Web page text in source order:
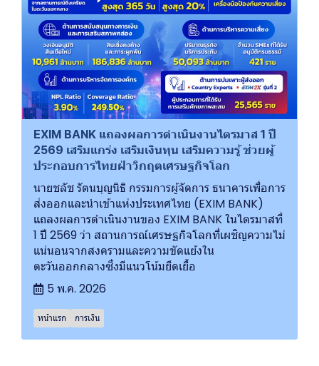
EXIM BANK แถลงผลการดำเนินงานไตรมาส 1 ปี
2569 เสริมแกร่ง เสริมเงินทุน เสริมความรู้ ช่วยผู้
ประกอบการไทยฝ่าวิกฤตเศรษฐกิจโลก
นายชลัช รัตนบุญนิธิ กรรมการผู้จัดการ ธนาคารเพื่อการ
ส่งออกและนำเข้าแห่งประเทศไทย (EXIM BANK)
แถลงผลการดำเนินงานของ EXIM BANK ในไตรมาสที่
1 ปี 2569 ว่า สถานการณ์เศรษฐกิจโลกที่เผชิญความไม่
แน่นอนจากสงครามและความขัดแย้งใน
ตะวันออกกลางซึ่งมีแนวโน้มยืดเยื้อ
5 พ.ค. 2026
หน้าแรก การเงิน